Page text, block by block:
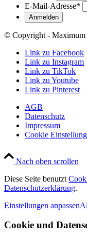
E-Mail-Adresse*
© Copyright - Maximum
Link zu Facebook
Link zu Instagram
Link zu TikTok
Link zu Youtube
Link zu Pinterest
AGB
Datenschutz
Impressum
Cookie
Nach oben scrollen
Diese Seite benutzt
Datenschutzerklärung.
Einstellungen anpassen
Cookie und